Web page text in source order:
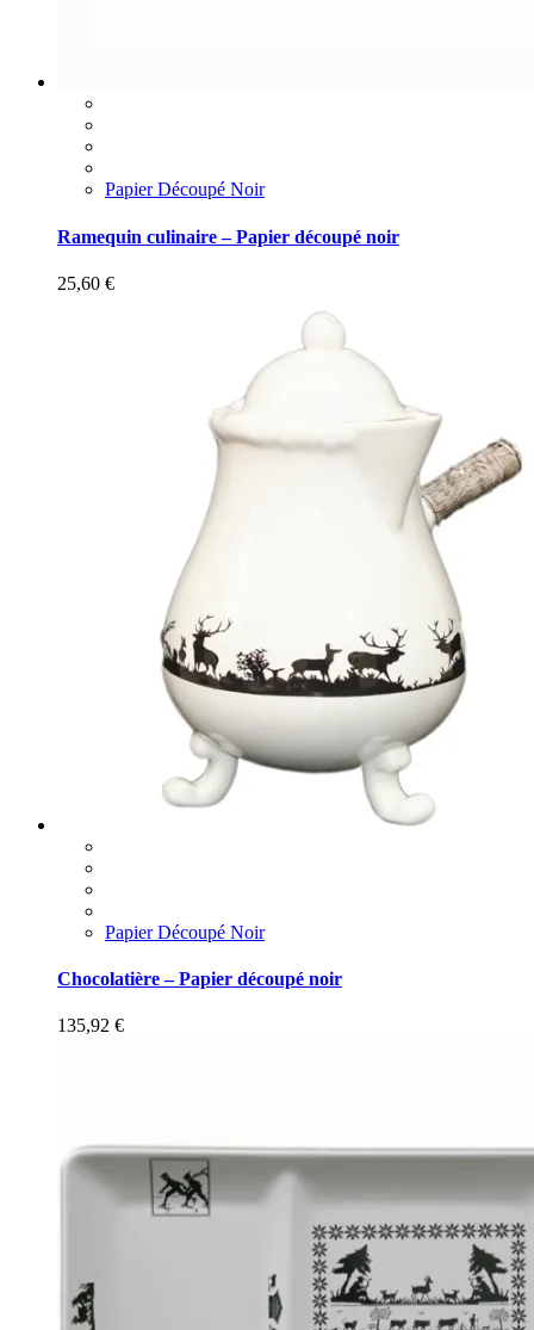
Papier Découpé Noir
Ramequin culinaire – Papier découpé noir
25,60 €
Papier Découpé Noir
Chocolatière – Papier découpé noir
135,92 €